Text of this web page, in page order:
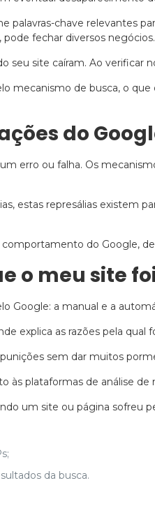
palavras-chave relevantes
fechar diversos negócios.
seu site caíram. Ao verificar
mecanismo de busca, o
do
erro ou falha. Os
estas represálias
do Google,
o meu site
Google: a manual e a
explica as razões pela
sem dar muitos
às plataformas de análise
um site ou página sofreu
da busca.